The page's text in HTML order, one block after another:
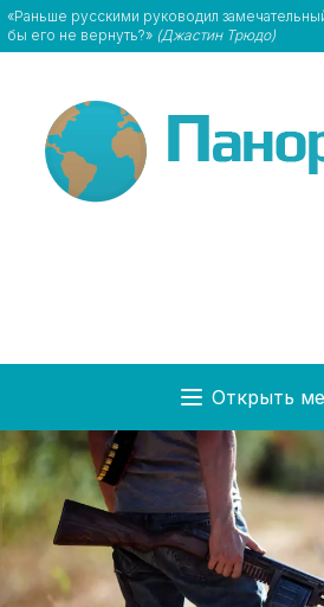
«Раньше русскими руководил
бы его не вернуть?» (Джастин Трюдо)
Открыть